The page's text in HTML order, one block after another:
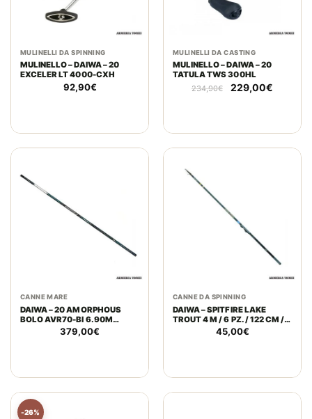
MULINELLI DA SPINNING
MULINELLO – DAIWA – 20
EXCELER LT 4000-CXH
92,90€
MULINELLI DA CASTING
MULINELLO – DAIWA – 20
TATULA TWS 300HL
234,90€
Il
prezzo
229,00€
CANNE MARE
DAIWA – 20 AMORPHOUS
BOLO AVR70-BI 6.90M
(CHIUSA 133CM) 7 PCS –
0.08-0.16MM (NUDA)
379,00€
CANNE DA SPINNING
DAIWA – SPITFIRE LAKE
TROUT 4 M / 6 PZ. / 122 CM /
45,00€
-26%